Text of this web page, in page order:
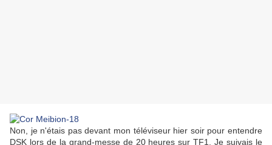
Non, je n'étais pas devant mon téléviseur hier soir pour entendre
DSK lors de la grand-messe de 20 heures sur TF1. Je suivais le